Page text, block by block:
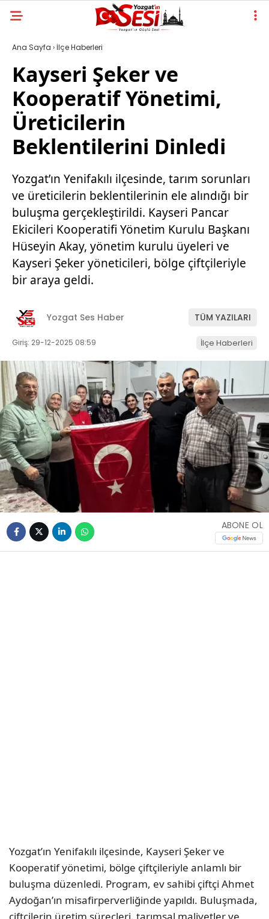
Ana Sayfa › İlçe Haberleri
Kayseri Şeker ve
Kooperatif Yönetimi,
Üreticilerin
Beklentilerini Dinledi
Yozgat’ın Yenifakılı ilçesinde, tarım sorunları
ve üreticilerin beklentilerinin ele alındığı bir
buluşma gerçekleştirildi. Kayseri Pancar
Ekicileri Kooperatifi Yönetim Kurulu Başkanı
Hüseyin Akay, yönetim kurulu üyeleri ve
Kayseri Şeker yöneticileri, bölge çiftçileriyle
bir araya geldi.
Yozgat Ses Haber TÜM YAZILARI
Giriş: 29-12-2025 08:59 İlçe Haberleri
ABONE OL
Yozgat’ın Yenifakılı ilçesinde, Kayseri Şeker ve
Kooperatif yönetimi, bölge çiftçileriyle anlamlı bir
buluşma düzenledi. Program, ev sahibi çiftçi Ahmet
Aydoğan’ın misafirperverliğinde yapıldı. Buluşmada,
çiftçilerin üretim süreçleri, tarımsal maliyetler ve